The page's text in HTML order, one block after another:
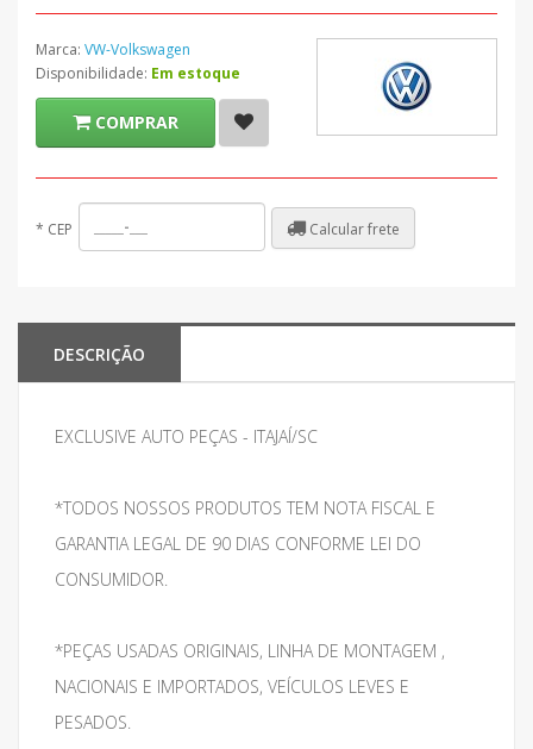
Marca: VW-Volkswagen
Disponibilidade: Em estoque
COMPRAR
* CEP Calcular frete
DESCRIÇÃO
EXCLUSIVE AUTO PEÇAS - ITAJAÍ/SC
*TODOS NOSSOS PRODUTOS TEM NOTA FISCAL E
GARANTIA LEGAL DE 90 DIAS CONFORME LEI DO
CONSUMIDOR.
*PEÇAS USADAS ORIGINAIS, LINHA DE MONTAGEM ,
NACIONAIS E IMPORTADOS, VEÍCULOS LEVES E
PESADOS.